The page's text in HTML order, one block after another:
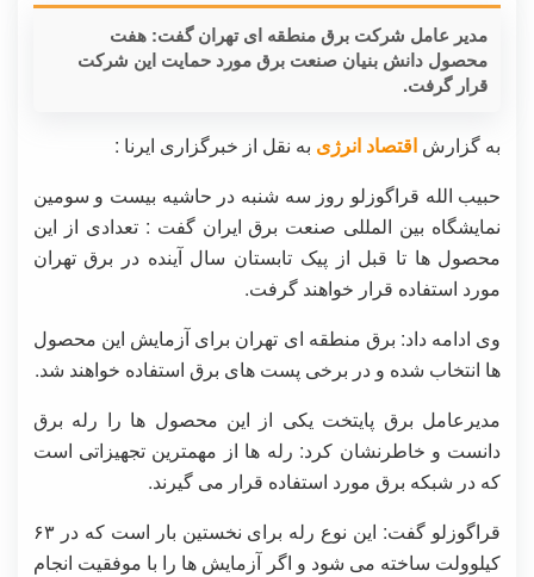
مدیر عامل شرکت برق منطقه ای تهران گفت: هفت
محصول دانش بنیان صنعت برق مورد حمایت این شرکت
قرار گرفت.
به گزارش اقتصاد انرژی به نقل از خبرگزاری ایرنا :
حبیب الله قراگوزلو روز سه شنبه در حاشیه بیست و سومین
نمایشگاه بین المللی صنعت برق ایران گفت : تعدادی از این
محصول ها تا قبل از پیک تابستان سال آینده در برق تهران
مورد استفاده قرار خواهند گرفت.
وی ادامه داد: برق منطقه ای تهران برای آزمایش این محصول
ها انتخاب شده و در برخی پست های برق استفاده خواهند شد.
مدیرعامل برق پایتخت یکی از این محصول ها را رله برق
دانست و خاطرنشان کرد: رله ها از مهمترین تجهیزاتی است
که در شبکه برق مورد استفاده قرار می گیرند.
قراگوزلو گفت: این نوع رله برای نخستین بار است که در ۶۳
کیلوولت ساخته می شود و اگر آزمایش ها را با موفقیت انجام